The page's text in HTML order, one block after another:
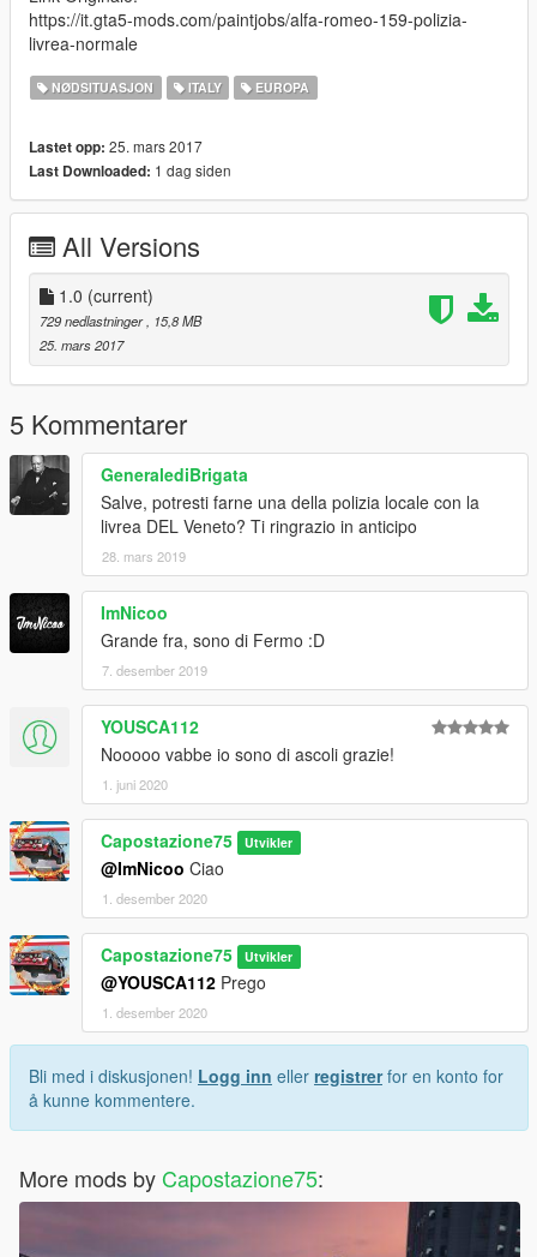
https://it.gta5-mods.com/paintjobs/alfa-romeo-159-polizia-
livrea-normale
NØDSITUASJON ITALY EUROPA
Lastet opp: 25. mars 2017
Last Downloaded: 1 dag siden
All Versions
1.0 (current)
729 nedlastninger
, 15,8 MB
25. mars 2017
5 Kommentarer
GeneralediBrigata
Salve, potresti farne una della polizia locale con la
livrea DEL Veneto? Ti ringrazio in anticipo
28. mars 2019
ImNicoo
Grande fra, sono di Fermo :D
7. desember 2019
YOUSCA112
Nooooo vabbe io sono di ascoli grazie!
1. juni 2020
Capostazione75 Utvikler
@ImNicoo Ciao
1. desember 2020
Capostazione75 Utvikler
@YOUSCA112 Prego
1. desember 2020
Bli med i diskusjonen! Logg inn eller registrerfor en konto for
å kunne kommentere.
More mods by Capostazione75: